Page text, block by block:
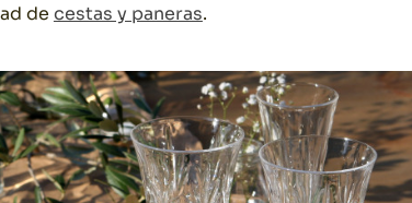
de cestas y paneras.